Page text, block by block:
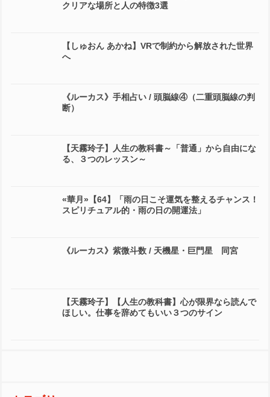
クリアな場所と人の特徴3選
【しゅおん あかね】VRで制約から解放された世界
へ
《ルーカス》手相占い / 頭脳線④（二重頭脳線の判
断）
【天霧玲子】人生の教科書～「普通」から自由にな
る、３つのレッスン～
«華月»【64】「雨の日こそ運気を整えるチャンス！
スピリチュアル的・雨の日の開運法」
《ルーカス》紫微斗数 / 天機星・巨門星 同宮
【天霧玲子】【人生の教科書】心が限界なら読んで
ほしい。仕事を辞めてもいい３つのサイン